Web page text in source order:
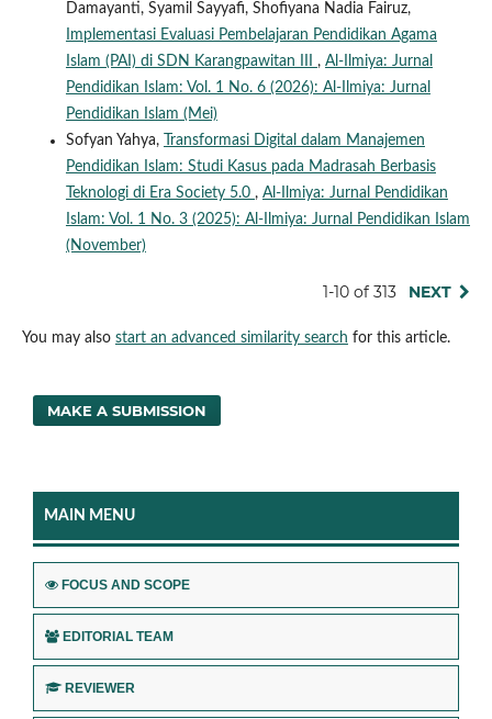
Damayanti, Syamil Sayyafi, Shofiyana Nadia Fairuz,
Implementasi Evaluasi Pembelajaran Pendidikan Agama
Islam (PAI) di SDN Karangpawitan III , Al-Ilmiya: Jurnal
Pendidikan Islam: Vol. 1 No. 6 (2026): Al-Ilmiya: Jurnal
Pendidikan Islam (Mei)
Sofyan Yahya,
Transformasi Digital dalam Manajemen
Pendidikan Islam: Studi Kasus pada Madrasah Berbasis
Teknologi di Era Society 5.0 , Al-Ilmiya: Jurnal Pendidikan
Islam: Vol. 1 No. 3 (2025): Al-Ilmiya: Jurnal Pendidikan Islam
(November)
1-10 of 313 NEXT
You may also start an advanced similarity search for this article.
MAKE A SUBMISSION
MAIN MENU
FOCUS AND SCOPE
EDITORIAL TEAM
REVIEWER